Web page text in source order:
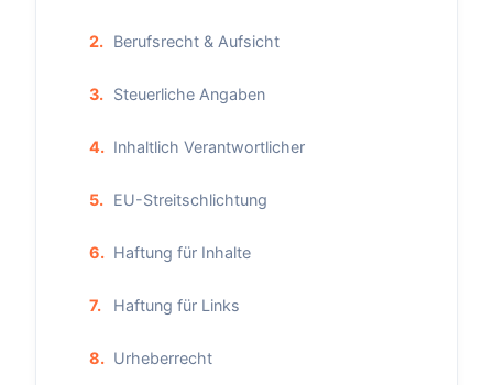
2. Berufsrecht & Aufsicht
3. Steuerliche Angaben
4. Inhaltlich Verantwortlicher
5. EU-Streitschlichtung
6. Haftung für Inhalte
7. Haftung für Links
8. Urheberrecht